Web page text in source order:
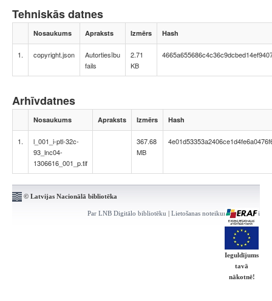
Tehniskās datnes
Nosaukums Apraksts Izmērs Hash
1. copyright.json
Autortiesību
fails
2.71
KB
Arhīvdatnes
Nosaukums Apraksts Izmērs Hash
1.
l_001_i-ptl-32c-
93_lnc04-
1306616_001_p.tif
367.68
MB
© Latvijas Nacionālā bibliotēka
Par LNB Digitālo bibliotēku | Lietošanas noteikumi | Kontakti
Ieguldījums
tavā
nākotnē!